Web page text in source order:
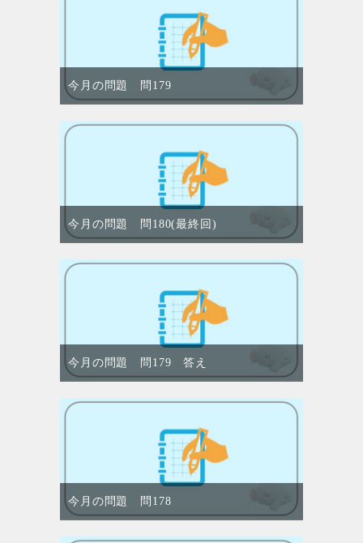
今月の問題 問179
今月の問題 問180(最終回)
今月の問題 問179 答え
今月の問題 問178